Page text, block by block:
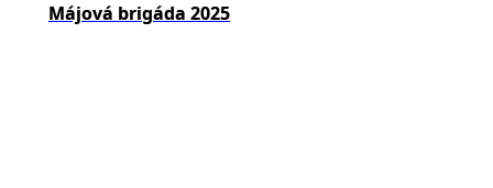
Májová brigáda 2025